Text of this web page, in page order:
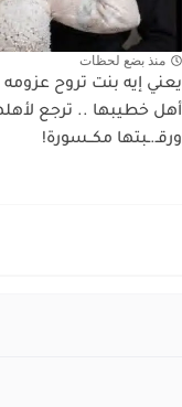
منذ بضع لحظات
يعني إيه بنت تروح
أهل خطيبها .. ترجع لأهلها
ورقـ.ـبتها مكــسورة!